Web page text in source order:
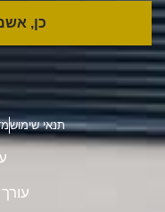
כן,
תנאי שימוש